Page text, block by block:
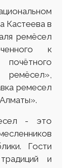
Кастеева в
ремёсел
к
ремесел
- это
Гости
и